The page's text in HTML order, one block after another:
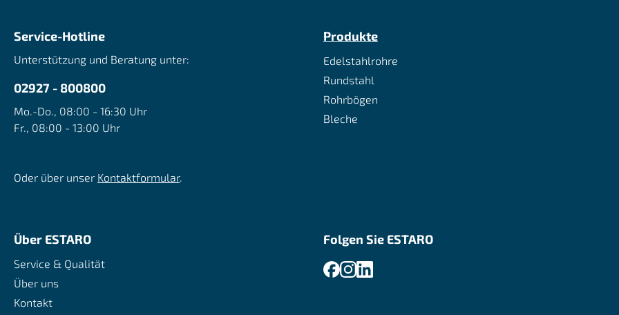
Service-Hotline
Unterstützung und Beratung unter:
02927 - 800800
Mo.-Do., 08:00 - 16:30 Uhr
Fr., 08:00 - 13:00 Uhr
Oder über unser Kontaktformular.
Produkte
Edelstahlrohre
Rundstahl
Rohrbögen
Bleche
Über ESTARO
Service & Qualität
Über uns
Kontakt
Folgen Sie ESTARO